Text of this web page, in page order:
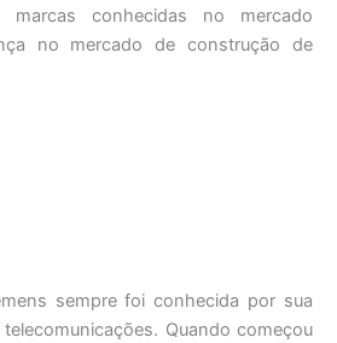
marcas conhecidas no mercado
no mercado de construção de
sempre foi conhecida por sua
Quando começou